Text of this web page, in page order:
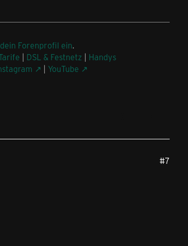
Forenprofil ein.
| DSL & Festnetz | Handys
| YouTube
#7